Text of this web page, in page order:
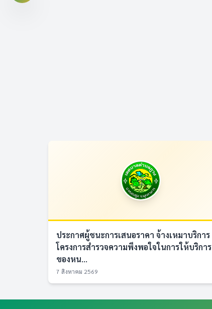
ประกาศผู้ชนะการเสนอราคา จ้างเหมาบริการ
โครงการสำรวจความพึงพอใจในการให้บริการ
ของหน...
7 สิงหาคม 2569